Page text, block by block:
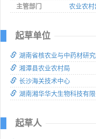
主管部门
农业农村
起草单位
湖南省核农业与中药材研
湘潭县农业农村局
长沙海关技术中心
湖南湘华华大生物科技有限
起草人